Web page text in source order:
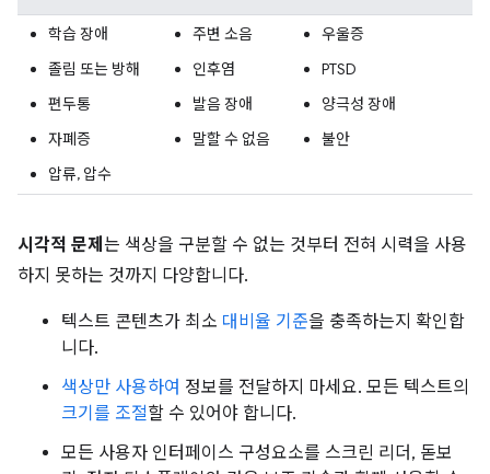
학습 장애
졸림 또는 방해
편두통
자폐증
압류, 압수
주변 소음
인후염
발음 장애
말할 수 없음
우울증
PTSD
양극성 장애
불안
시각적 문제 는 색상을 구분할 수 없는 것부터 전혀 시력을 사용
하지 못하는 것까지 다양합니다.
텍스트 콘텐츠가 최소 대비율 기준을 충족하는지 확인합
니다.
색상만 사용하여 정보를 전달하지 마세요. 모든 텍스트의
크기를 조절할 수 있어야 합니다.
모든 사용자 인터페이스 구성요소를 스크린 리더, 돋보